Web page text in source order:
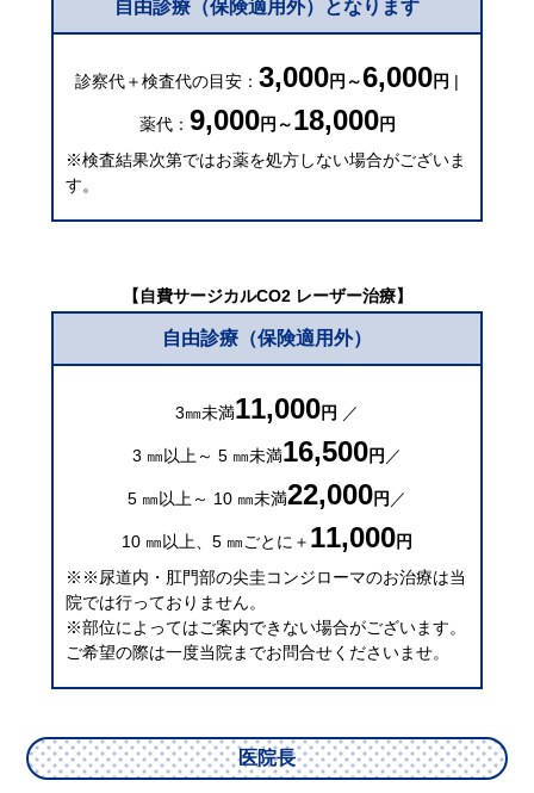
自由診療（保険適用外）となります
診察代＋検査代の目安： 3,000円～6,000円 |
薬代： 9,000円～18,000円
※検査結果次第ではお薬を処方しない場合がございま
す。
【自費サージカルCO2 レーザー治療】
自由診療（保険適用外）
3㎜未満11,000円 ／
3 ㎜以上～ 5 ㎜未満16,500円 ／
5 ㎜以上～ 10 ㎜未満22,000円 ／
10 ㎜以上、5 ㎜ごとに＋ 11,000円
※※尿道内・肛門部の尖圭コンジローマのお治療は当
院では行っておりません。
※部位によってはご案内できない場合がございます。
ご希望の際は一度当院までお問合せくださいませ。
医院長